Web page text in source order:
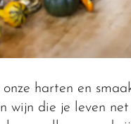
harten en
wijn die je leven